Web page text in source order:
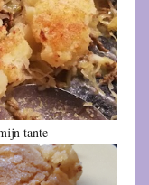
tante